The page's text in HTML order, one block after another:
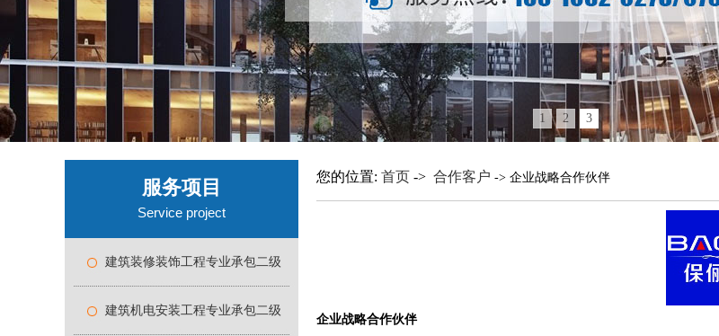
1 2 3
服务项目
Service project
建筑装修装饰工程专业承包二级
建筑机电安装工程专业承包二级
您的位置: 首页 -> 合作客户 -> 企业战略合作伙伴
企业战略合作伙伴